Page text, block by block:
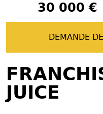
30 000 €
DEMANDE
JUICE